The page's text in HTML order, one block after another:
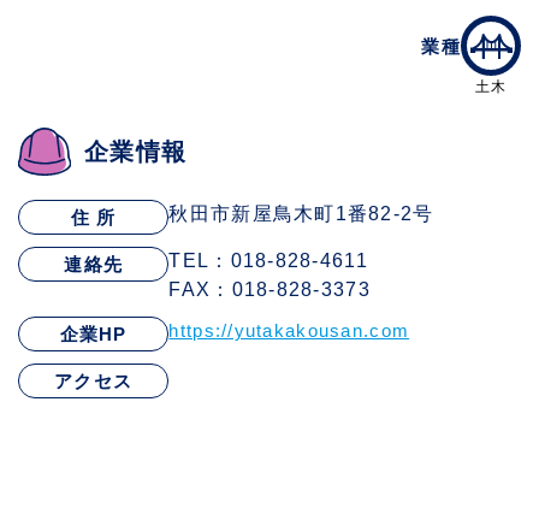
企業情報
住 所 秋田市新屋鳥木町1番82-2号
連絡先
TEL：018-828-4611
FAX：018-828-3373
企業HP https://yutakakousan.com
アクセス
業種
土木